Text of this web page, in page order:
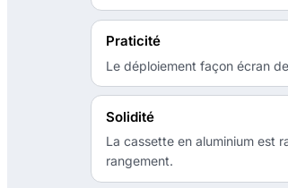
Praticité
Le déploiement façon écran
Solidité
La cassette en aluminium est
rangement.